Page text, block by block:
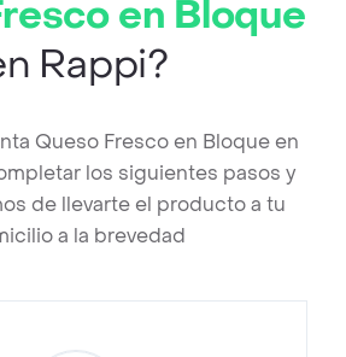
en Bloque
Rappi?
Queso Fresco en Bloque en
los siguientes pasos y
de llevarte el producto a tu
a la brevedad